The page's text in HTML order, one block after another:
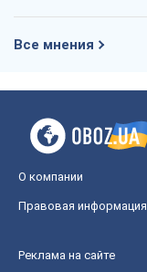
Все мнения
О компании
Правовая информация
Реклама на сайте